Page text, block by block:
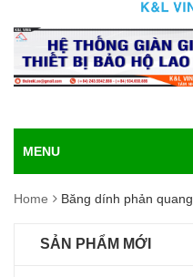
MENU
Home Băng dính phản quang
SẢN PHẨM MỚI